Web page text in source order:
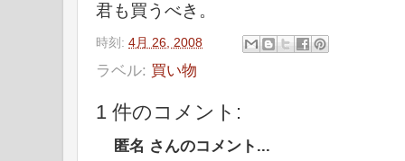
君も買うべき。
時刻: 4月 26, 2008
ラベル: 買い物
1 件のコメント:
匿名 さんのコメント...